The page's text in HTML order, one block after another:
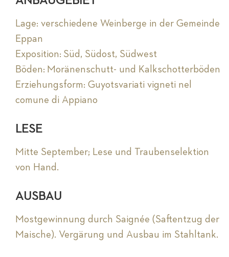
Lage: verschiedene Weinberge in der Gemeinde
Eppan
Exposition: Süd, Südost, Südwest
Böden: Moränenschutt- und Kalkschotterböden
Erziehungsform: Guyotsvariati vigneti nel
comune di Appiano
LESE
Mitte September; Lese und Traubenselektion
von Hand.
AUSBAU
Mostgewinnung durch Saignée (Saftentzug der
Maische). Vergärung und Ausbau im Stahltank.